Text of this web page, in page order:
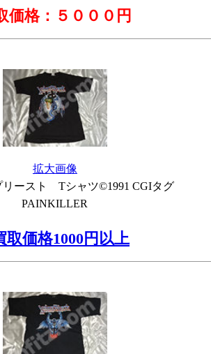
価格：５０００円
拡大画像
リースト Tシャツ©1991 CGIタグ
PAINKILLER